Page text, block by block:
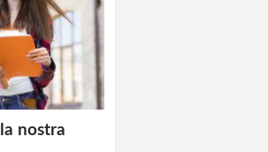
nostra